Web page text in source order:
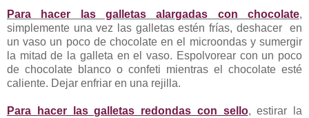
Para hacer las galletas alargadas con chocolate,
simplemente una vez las galletas estén frías, deshacer en
un vaso un poco de chocolate en el microondas y sumergir
la mitad de la galleta en el vaso. Espolvorear con un poco
de chocolate blanco o confeti mientras el chocolate esté
caliente. Dejar enfriar en una rejilla.
Para hacer las galletas redondas con sello, estirar la